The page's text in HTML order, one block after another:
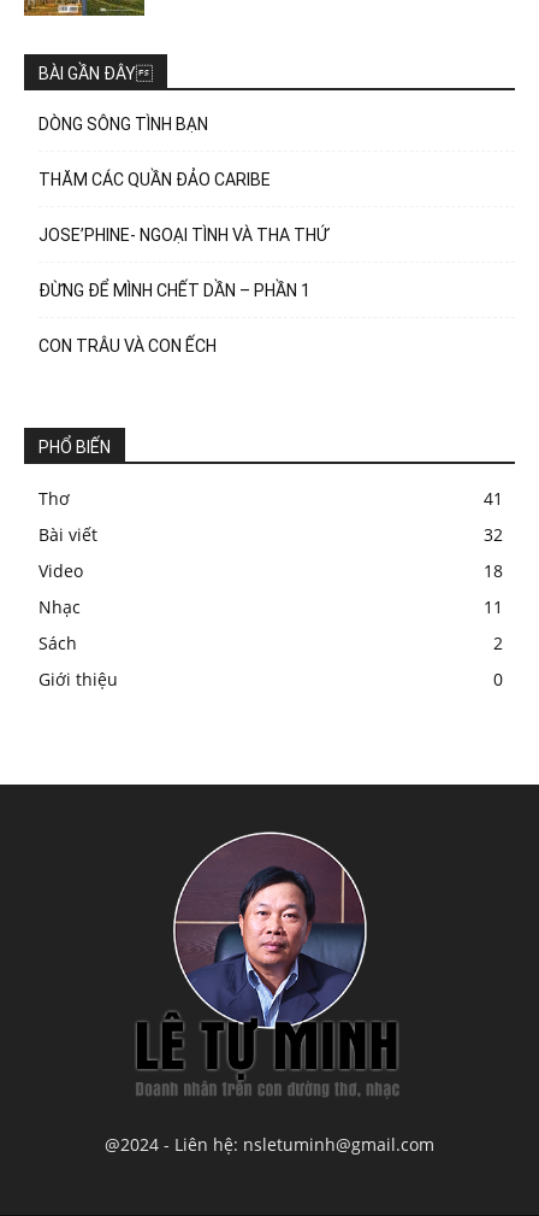
BÀI GẦN ĐÂY
DÒNG SÔNG TÌNH BẠN
THĂM CÁC QUẦN ĐẢO CARIBE
JOSE’PHINE- NGOẠI TÌNH VÀ THA THỨ
ĐỪNG ĐỂ MÌNH CHẾT DẦN – PHẦN 1
CON TRÂU VÀ CON ẾCH
PHỔ BIẾN
Thơ
41
Bài viết
32
Video
18
Nhạc
11
Sách
2
Giới thiệu
0
@2024 - Liên hệ: nsletuminh@gmail.com